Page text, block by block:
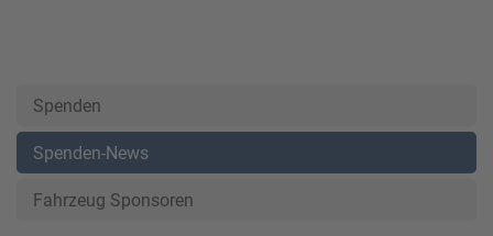
Spenden
Spenden-News
Fahrzeug Sponsoren